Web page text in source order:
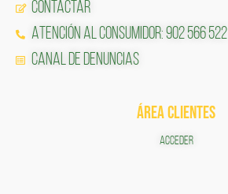
Contactar
Atención al Consumidor: 902 566 522
Canal de Denuncias
ÁREA CLIENTES
ACCEDER